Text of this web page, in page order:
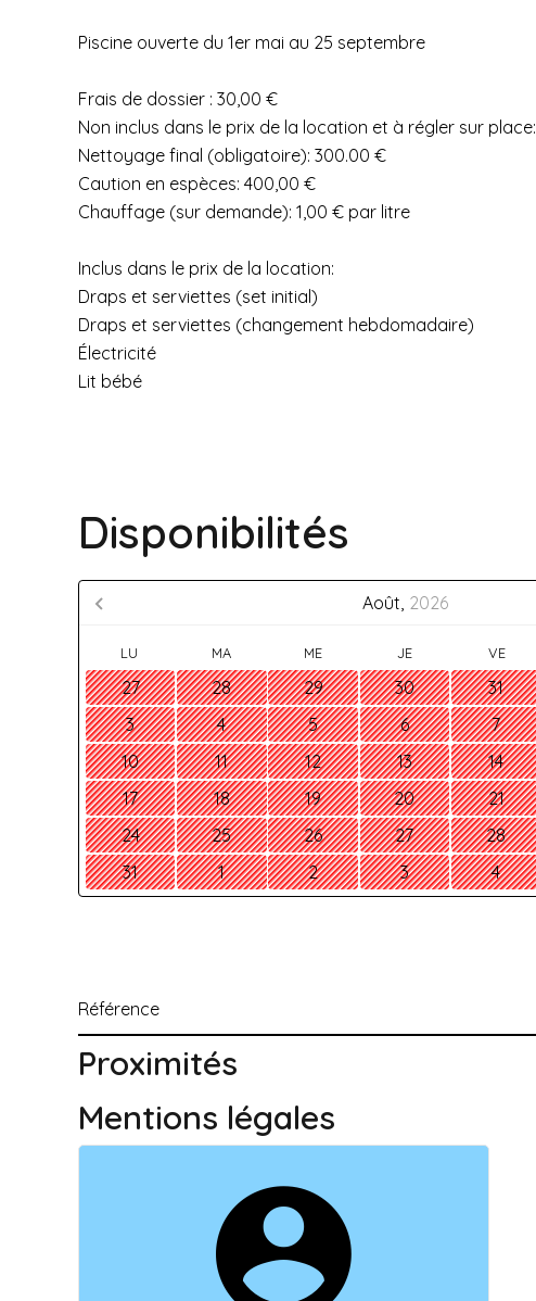
Piscine ouverte du 1er mai au 25 septembre
Frais de dossier : 30,00 €
Non inclus dans le prix de la location et à régler sur place:
Nettoyage final (obligatoire): 300.00 €
Caution en espèces: 400,00 €
Chauffage (sur demande): 1,00 € par litre
Inclus dans le prix de la location:
Draps et serviettes (set initial)
Draps et serviettes (changement hebdomadaire)
Électricité
Lit bébé
Disponibilités
Août, 2026
LU MA ME JE VE
27 28 29 30 31
3
4 5 6 7
10
11 12 13 14
17
18 19 20 21
24
25 26 27 28
31
1 2 3 4
Référence
Proximités
Mentions légales